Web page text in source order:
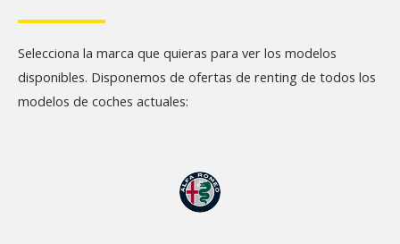
Selecciona la marca que quieras para ver los modelos
disponibles. Disponemos de ofertas de renting de todos los
modelos de coches actuales: